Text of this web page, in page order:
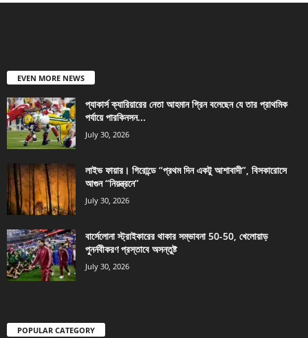
EVEN MORE NEWS
প্যাকার্স ক্যারিয়ারের নেতা আহমান গ্রিন বলেছেন যে তার প্রাথমিক
পর্যায়ে পারকিনসন...
July 30, 2026
লাইভ ফায়ার। গিরোন্ডে “প্রথম দিন একটু আশাবাদী”, বিসকারোসে
আগুন “নিয়ন্ত্রনে”
July 30, 2026
বার্সেলোনা স্ট্রাইকারের থাকার সম্ভাবনা 50-50, খেলোয়াড়
পুনর্নবীকরণ প্রস্তাবে অসন্তুষ্ট
July 30, 2026
POPULAR CATEGORY